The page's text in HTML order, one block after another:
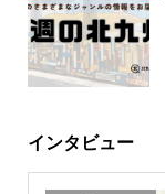
インタビュー